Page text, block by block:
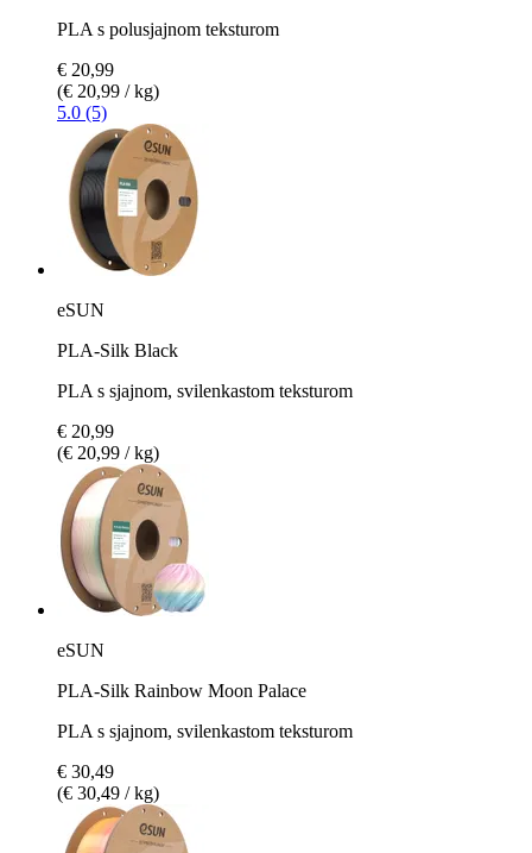
PLA s polusjajnom teksturom
€ 20,99
(€ 20,99 / kg)
5.0 (5)
eSUN
PLA-Silk Black
PLA s sjajnom, svilenkastom teksturom
€ 20,99
(€ 20,99 / kg)
eSUN
PLA-Silk Rainbow Moon Palace
PLA s sjajnom, svilenkastom teksturom
€ 30,49
(€ 30,49 / kg)